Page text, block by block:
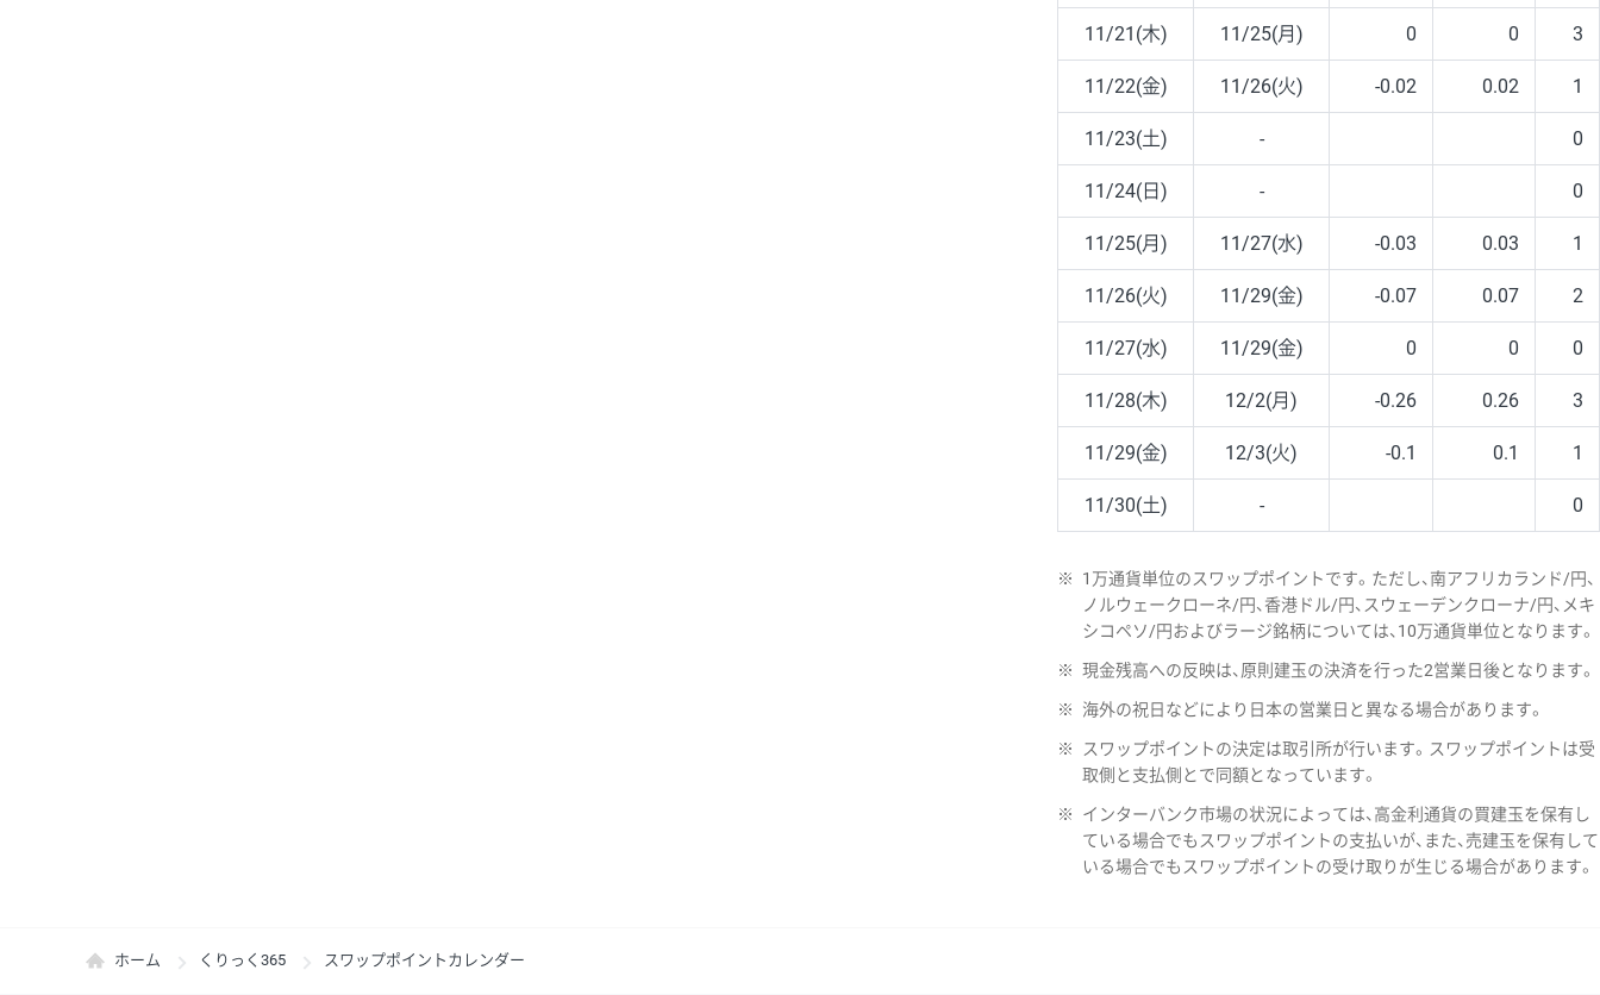
11/21(木) 11/25(月) 0 0 3
11/22(金) 11/26(火) -0.02 0.02 1
11/23(土) - 0
11/24(日) - 0
11/25(月) 11/27(水) -0.03 0.03 1
11/26(火) 11/29(金) -0.07 0.07 2
11/27(水) 11/29(金) 0 0 0
11/28(木) 12/2(月) -0.26 0.26 3
11/29(金) 12/3(火) -0.1 0.1 1
11/30(土) - 0
※
1万通貨単位のスワップポイントです。ただし、南アフリカランド/円、
ノルウェークローネ/円、香港ドル/円、スウェーデンクローナ/円、メキ
シコペソ/円およびラージ銘柄については、10万通貨単位となります。
※ 現金残高への反映は、原則建玉の決済を行った2営業日後となります。
※ 海外の祝日などにより日本の営業日と異なる場合があります。
※
スワップポイントの決定は取引所が行います。スワップポイントは受
取側と支払側とで同額となっています。
※
インターバンク市場の状況によっては、高金利通貨の買建玉を保有し
ている場合でもスワップポイントの支払いが、また、売建玉を保有して
いる場合でもスワップポイントの受け取りが生じる場合があります。
ホーム くりっく365 スワップポイントカレンダー